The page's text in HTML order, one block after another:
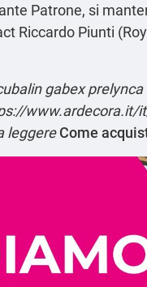
Patrone, si
Riccardo Piunti
gabex prelynca
www.ardecora.it/
leggere Come